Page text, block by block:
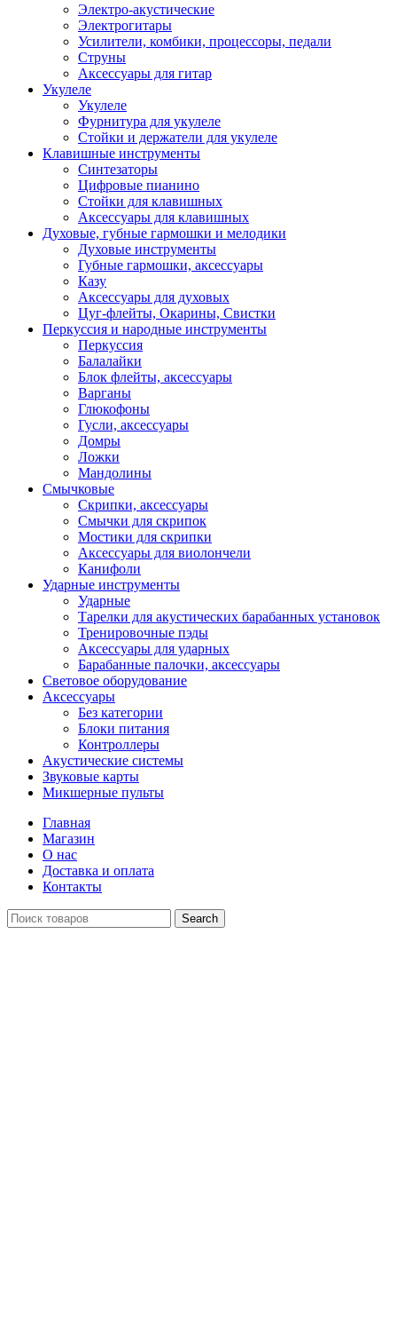
Электро-акустические
Электрогитары
Усилители, комбики, процессоры, педали
Струны
Аксессуары для гитар
Укулеле
Укулеле
Фурнитура для укулеле
Стойки и держатели для укулеле
Клавишные инструменты
Синтезаторы
Цифровые пианино
Стойки для клавишных
Аксессуары для клавишных
Духовые, губные гармошки и мелодики
Духовые инструменты
Губные гармошки, аксессуары
Казу
Аксессуары для духовых
Цуг-флейты, Окарины, Свистки
Перкуссия и народные инструменты
Перкуссия
Балалайки
Блок флейты, аксессуары
Варганы
Глюкофоны
Гусли, аксессуары
Домры
Ложки
Мандолины
Смычковые
Скрипки, аксессуары
Смычки для скрипок
Мостики для скрипки
Аксессуары для виолончели
Канифоли
Ударные инструменты
Ударные
Тарелки для акустических барабанных установок
Тренировочные пэды
Аксессуары для ударных
Барабанные палочки, аксессуары
Световое оборудование
Аксессуары
Без категории
Блоки питания
Контроллеры
Акустические системы
Звуковые карты
Микшерные пульты
Главная
Магазин
О нас
Доставка и оплата
Контакты
Search